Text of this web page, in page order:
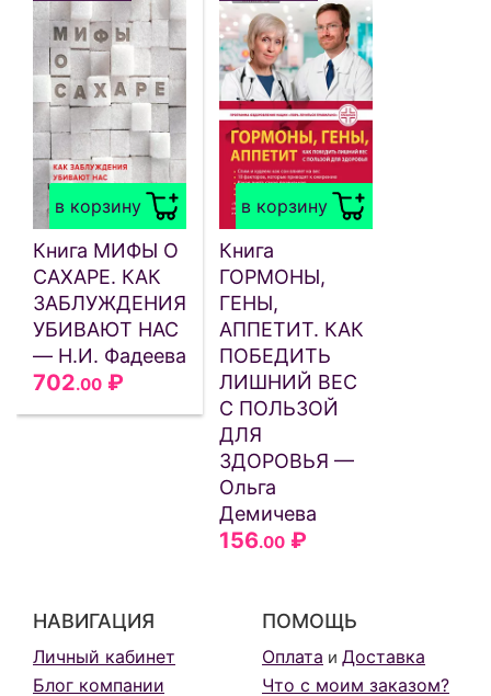
в корзину
Книга МИФЫ О
САХАРЕ. КАК
ЗАБЛУЖДЕНИЯ
УБИВАЮТ НАС
— Н.И. Фадеева
702.00 ₽
в корзину
Книга
ГОРМОНЫ,
ГЕНЫ,
АППЕТИТ. КАК
ПОБЕДИТЬ
ЛИШНИЙ ВЕС
С ПОЛЬЗОЙ
ДЛЯ
ЗДОРОВЬЯ —
Ольга
Демичева
156.00 ₽
НАВИГАЦИЯ
Личный кабинет
Блог компании
ПОМОЩЬ
Оплата и Доставка
Что с моим заказом?